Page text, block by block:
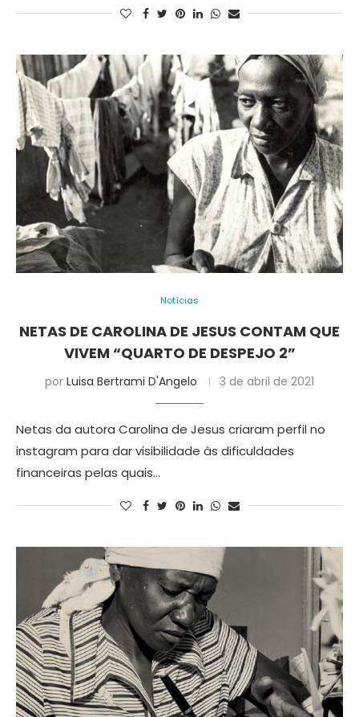
Notícias
NETAS DE CAROLINA DE JESUS CONTAM QUE
VIVEM “QUARTO DE DESPEJO 2”
por Luisa Bertrami D'Angelo 3 de abril de 2021
Netas da autora Carolina de Jesus criaram perfil no
instagram para dar visibilidade às dificuldades
financeiras pelas quais…